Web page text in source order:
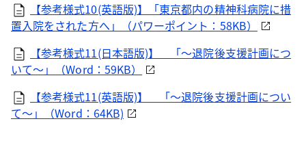
【参考様式10(英語版)】「東京都内の精神科病院に措
置入院をされた方へ」（パワーポイント：58KB）
【参考様式11(日本語版)】 「～退院後支援計画につ
いて～」（Word：59KB）
【参考様式11(英語版)】 「～退院後支援計画につい
て～」（Word：64KB)